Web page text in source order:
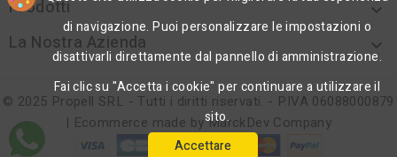
Prodotti 
La Nostra Azienda 
di navigazione. Puoi personalizzare le impostazioni o
disattivarli direttamente dal pannello di amministrazione.
Fai clic su "Accetta i cookie" per continuare a utilizzare il
sito.
Accettare
© 2025 Propell SRL - Tutti i diritti riservati. - P.IVA 06088000879
| Ecommerce made byMarckDev Company